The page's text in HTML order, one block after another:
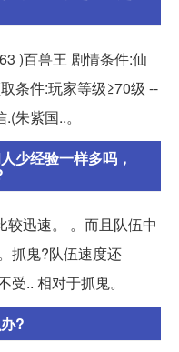
)百兽王 剧情条件:仙
条件:玩家等级≥70级 --
朱紫国..。
少经验一样多吗，
较迅速。 。而且队伍中
抓鬼?队伍速度还
.. 相对于抓鬼。
?